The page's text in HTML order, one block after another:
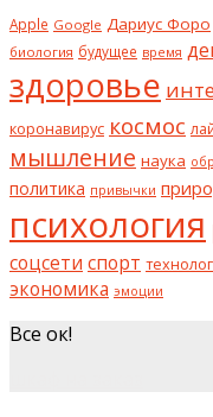
Apple Google Дариус Форо
биология будущее время
здоровье
коронавирус космос
мышление наука
политика привычки
психология
соцсети спорт
экономика эмоции
Все ок!